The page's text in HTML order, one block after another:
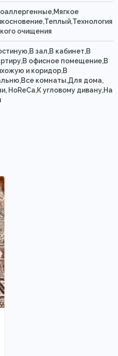
очищения
зал,В кабинет,В
офисное помещение,В
и коридор,В
комнаты,Для дома,
HoReCa,К угловому дивану,На